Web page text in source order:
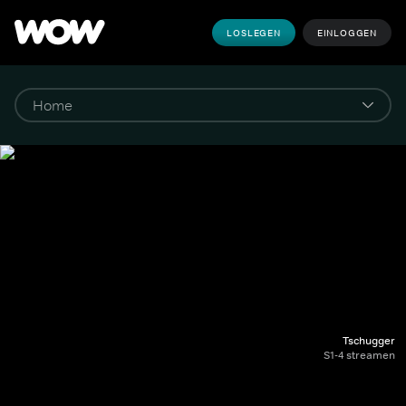
LOSLEGEN EINLOGGEN
Tschugger
S1-4 streamen